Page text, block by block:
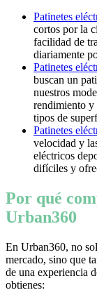
Patinetes
cortos por la
facilidad de
diariamente
Patinetes
buscan un
nuestros
rendimiento y
tipos de
Patinetes
velocidad y
eléctricos
difíciles y
Por qué
Urban360
En Urban360, no
mercado, sino que
de una experiencia
obtienes: